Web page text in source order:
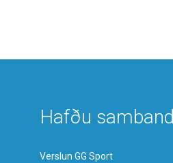
Hafðu samband
Verslun GG Sport